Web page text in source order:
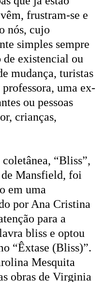
frustram-se e
nós, cujo
simples sempre
de existencial ou
mudança, turistas
uma ex-
ou pessoas
crianças,
“Bliss”,
Mansfield, foi
em uma
por Ana Cristina
para a
bliss e optou
“Êxtase (Bliss)”.
Mesquita
obras de Virginia